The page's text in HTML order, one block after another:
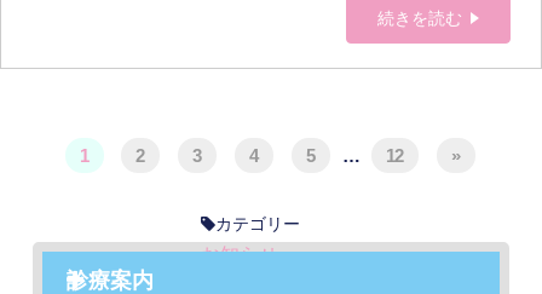
続きを読む
1 2 3 4 5 … 12 »
カテゴリー
お知らせ
診療案内